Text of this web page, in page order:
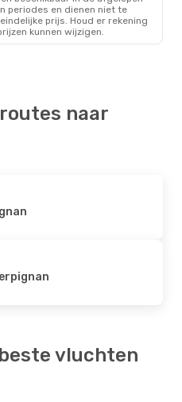
periodes en dienen niet te
prijs. Houd er rekening
kunnen wijzigen.
naar
vluchten